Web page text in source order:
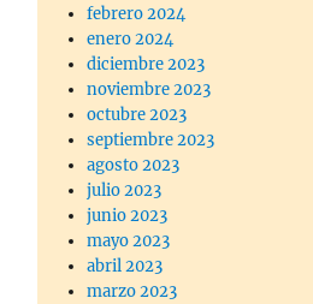
febrero 2024
enero 2024
diciembre 2023
noviembre 2023
octubre 2023
septiembre 2023
agosto 2023
julio 2023
junio 2023
mayo 2023
abril 2023
marzo 2023